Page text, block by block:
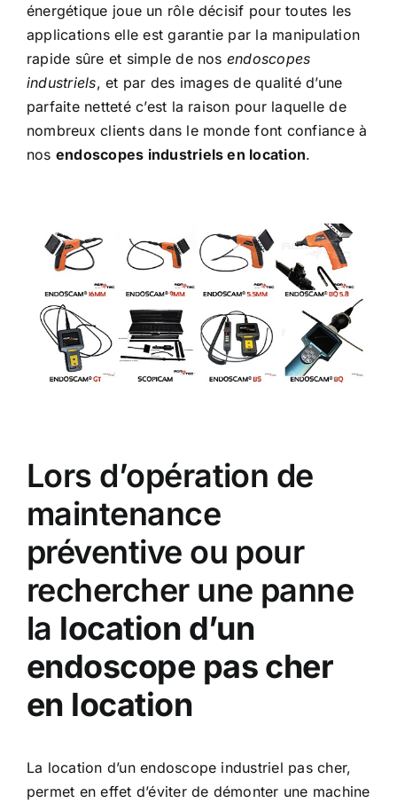
énergétique joue un rôle décisif pour toutes les
applications elle est garantie par la manipulation
rapide sûre et simple de nos endoscopes
industriels, et par des images de qualité d’une
parfaite netteté c’est la raison pour laquelle de
nombreux clients dans le monde font confiance à
nos endoscopes industriels en location.
Lors d’opération de
maintenance
préventive ou pour
rechercher une panne
la location d’un
endoscope pas cher
en location
La location d’un endoscope industriel pas cher,
permet en effet d’éviter de démonter une machine